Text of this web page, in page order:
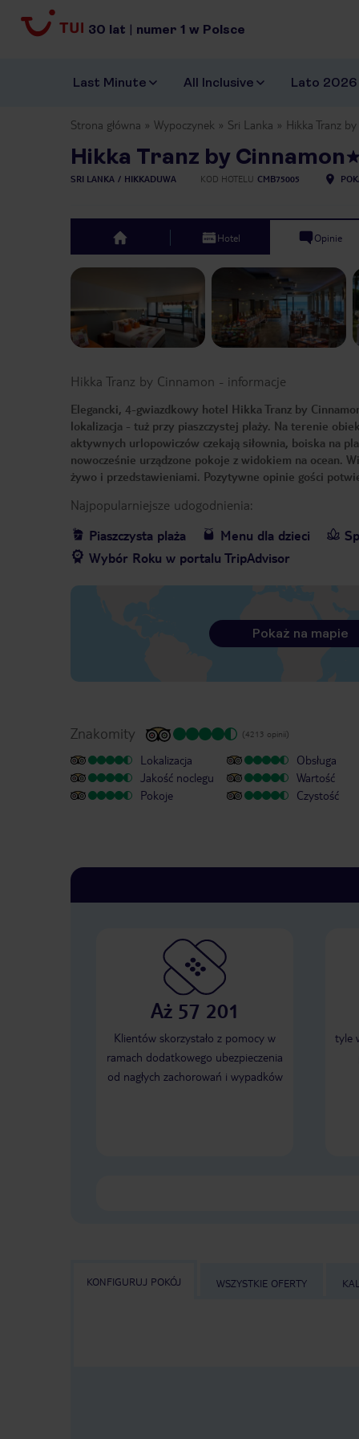
30 lat | numer 1 w Polsce
Last Minute All Inclusive Lato 2026
Strona główna Wypoczynek Sri Lanka Hikka Tranz
Hikka Tranz by Cinnamon
SRI LANKA HIKKADUWA KOD HOTELU CMB75005
top Hotel Opinie
Hikka Tranz by Cinnamon - informacje
Elegancki, 4-gwiazdkowy hotel Hikka Tranz by
lokalizacja - tuż przy piaszczystej plaży. Na terenie
aktywnych urlopowiczów czekają siłownia, boiska na
nowocześnie urządzone pokoje z widokiem na ocean.
żywo i przedstawieniami. Pozytywne opinie gości
Najpopularniejsze udogodnienia:
Piaszczysta plaża
Menu dla dzieci
Wybór Roku w portalu TripAdvisor
Pokaż na mapie
Znakomity (4213 opinii)
Lokalizacja
Jakość noclegu
Pokoje
Obsługa
Wartość
Czystość
Aż 57 201
Klientów skorzystało z pomocy w
ramach dodatkowego ubezpieczenia
od nagłych zachorowań i wypadków
tyle
KONFIGURUJ POKÓJ WSZYSTKIE OFERTY